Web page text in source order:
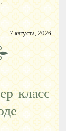
7 августа, 2026
класс